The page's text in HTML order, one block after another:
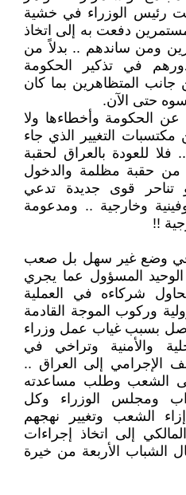
رئيس الوزراء في خشية
دفعت به إلى اتخاذ
ومن ساندهم .. بدلاً من
في تذكير الحكومة
المتظاهرين بما كان
حتى الآن.
عن الحكومة وأخطاءها ولا
التغيير الذي جاء
.. فلا للعودة بالعراق لحقبة
حقبة مظلمة والدخول
تناحر قوى جديدة تدعي
وخارجية .. ومدعومة
!!
في وضع غير سهل بل صعب
المسؤول عما يجري
شركاءه في العملية
وركوب الموجة القادمة
بسبب غياب عمل وزراء
والأمنية وتراخي في
الإجرامي إلى العراق ..
الشعب وطلب مساعدته
ومجلس الوزراء وكل
إزاء الشعب وتغيير نهجهم
إلى اتخاذ إجراءات
الشباب الأربعة من خيرة